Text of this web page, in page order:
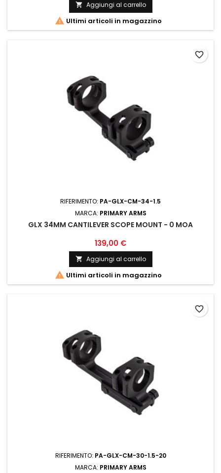
 Aggiungi al carrello
 Ultimi articoli in magazzino
RIFERIMENTO: PA-GLX-CM-34-1.5
MARCA: PRIMARY ARMS
GLX 34MM CANTILEVER SCOPE MOUNT - 0 MOA
139,00 €
 Aggiungi al carrello
 Ultimi articoli in magazzino
favorite_border
RIFERIMENTO: PA-GLX-CM-30-1.5-20
MARCA: PRIMARY ARMS
favorite_border